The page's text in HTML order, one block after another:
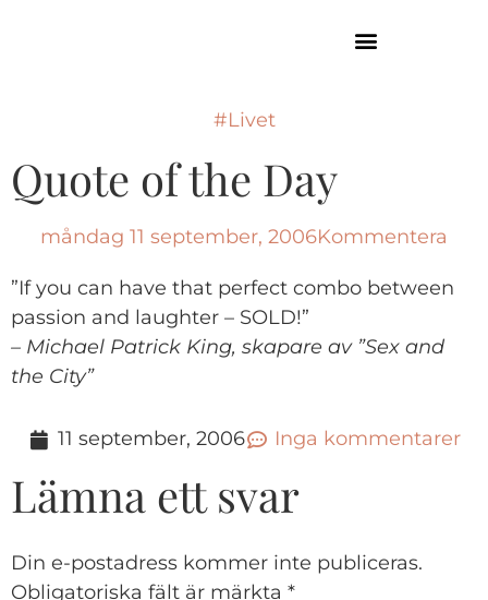
#Livet
Quote of the Day
måndag 11 september, 2006Kommentera
”If you can have that perfect combo between
passion and laughter – SOLD!”
– Michael Patrick King, skapare av ”Sex and
the City”
11 september, 2006 Inga kommentarer
Lämna ett svar
Din e-postadress kommer inte publiceras.
Obligatoriska fält är märkta *